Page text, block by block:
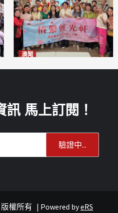
澳聞
馬上訂閱！
權所有 | Powered byeRS